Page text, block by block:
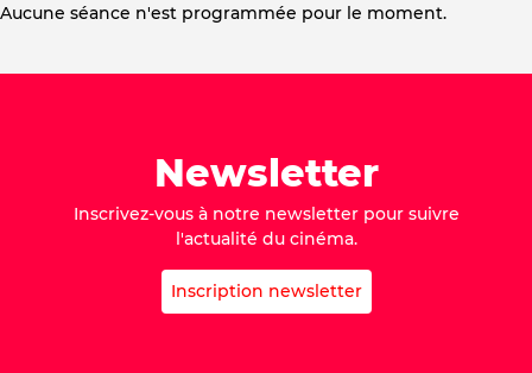
Aucune séance n'est programmée pour le moment.
Newsletter
Inscrivez-vous à notre newsletter pour suivre
l'actualité du cinéma.
Inscription newsletter